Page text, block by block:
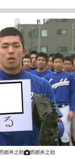
郷丼之助 西郷丼之助